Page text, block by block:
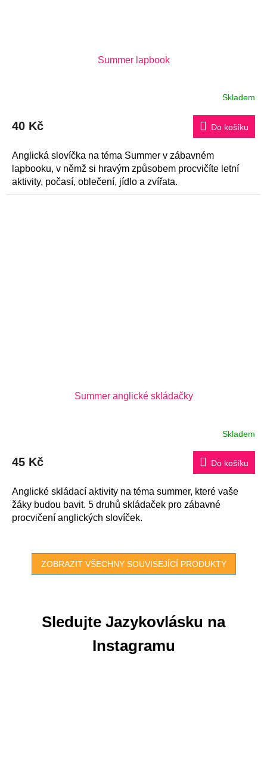
Summer lapbook
je
5
hvězdiček.
Skladem
40 Kč Do košíku
Anglická slovíčka na téma Summer v zábavném
lapbooku, v němž si hravým způsobem procvičíte letní
aktivity, počasí, oblečení, jídlo a zvířata.
Summer anglické skládačky
je
5
hvězdiček.
Skladem
45 Kč Do košíku
Anglické skládací aktivity na téma summer, které vaše
žáky budou bavit. 5 druhů skládaček pro zábavné
procvičení anglických slovíček.
ZOBRAZIT VŠECHNY SOUVISEJÍCÍ PRODUKTY
Sledujte Jazykovlásku na
Instagramu